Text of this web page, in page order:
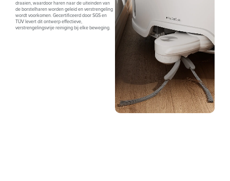
draaien, waardoor haren naar de uiteinden van
de borstelharen worden geleid en verstrengeling
wordt voorkomen. Gecertificeerd door SGS en
TÜV levert dit ontwerp effectieve,
verstrengelingsvrije reiniging bij elke beweging.